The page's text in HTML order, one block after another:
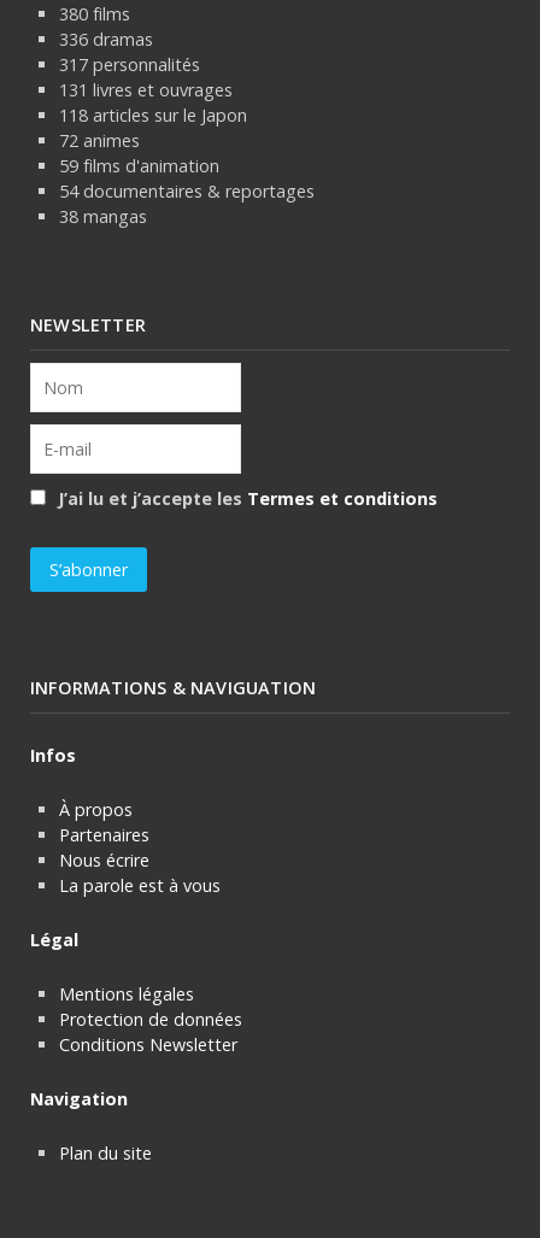
380 films
336 dramas
317 personnalités
131 livres et ouvrages
118 articles sur le Japon
72 animes
59 films d'animation
54 documentaires & reportages
38 mangas
NEWSLETTER
J’ai lu et j’accepte les Termes et conditions
INFORMATIONS & NAVIGUATION
Infos
À propos
Partenaires
Nous écrire
La parole est à vous
Légal
Mentions légales
Protection de données
Conditions Newsletter
Navigation
Plan du site